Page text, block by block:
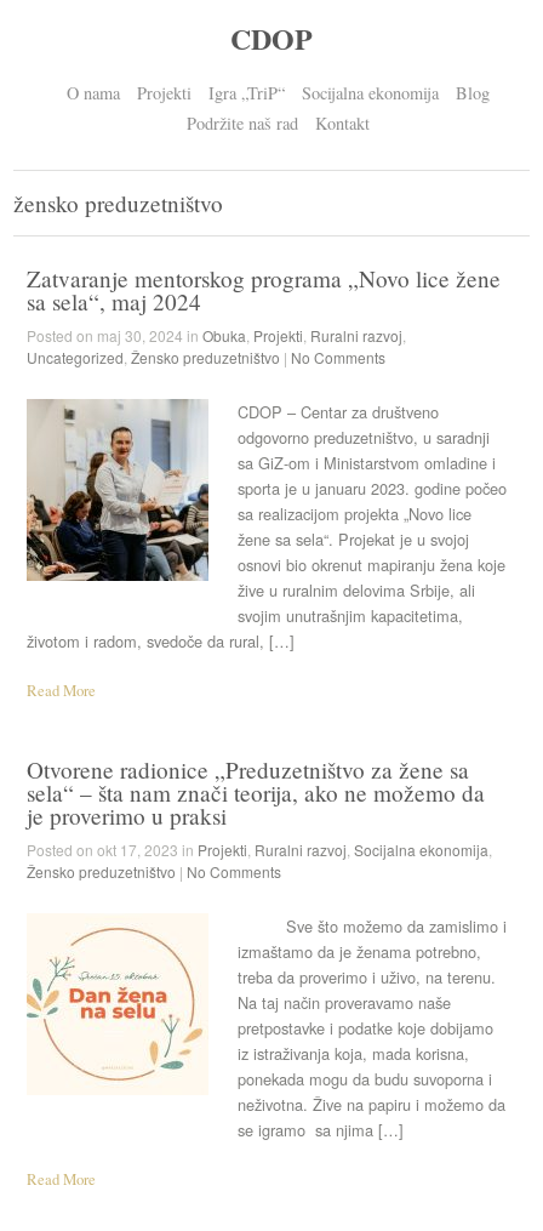
CDOP
O nama Projekti Igra „TriP“ Socijalna ekonomija
Blog
Podržite naš rad
Kontakt
žensko preduzetništvo
Zatvaranje mentorskog programa „Novo lice žene
sa sela“, maj 2024
Posted on maj 30, 2024 in Obuka Projekti Ruralni razvoj
Uncategorized Žensko preduzetništvo | No Comments
CDOP – Centar za društveno
odgovorno preduzetništvo, u saradnji
sa GiZ-om i Ministarstvom omladine i
sporta je u januaru 2023. godine počeo
sa realizacijom projekta „Novo lice
žene sa sela“. Projekat je u svojoj
osnovi bio okrenut mapiranju žena koje
žive u ruralnim delovima Srbije, ali
svojim unutrašnjim kapacitetima,
životom i radom, svedoče da rural, […]
Read More
Otvorene radionice „Preduzetništvo za žene sa
sela“ – šta nam znači teorija, ako ne možemo da
je proverimo u praksi
Posted on okt 17, 2023 in Projekti Ruralni razvoj Socijalna ekonomija
Žensko preduzetništvo | No Comments
Sve što možemo da zamislimo i
izmaštamo da je ženama potrebno,
treba da proverimo i uživo, na terenu.
Na taj način proveravamo naše
pretpostavke i podatke koje dobijamo
iz istraživanja koja, mada korisna,
ponekada mogu da budu suvoporna i
neživotna. Žive na papiru i možemo da
se igramo sa njima […]
Read More